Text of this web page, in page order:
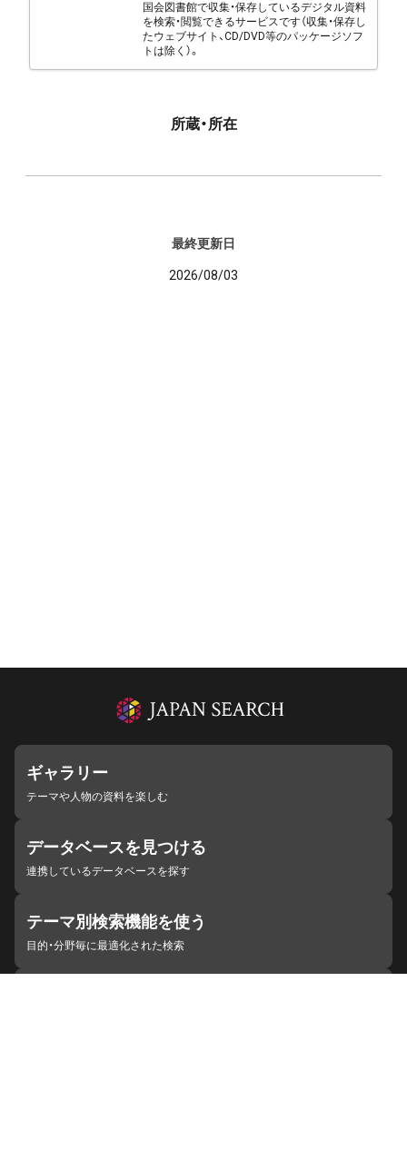
国会図書館で収集・保存しているデジタル資料
を検索・閲覧できるサービスです（収集・保存し
たウェブサイト、CD/DVD等のパッケージソフ
トは除く）。
所蔵・所在
最終更新日
2026/08/03
ギャラリー
テーマや人物の資料を楽しむ
データベースを見つける
連携しているデータベースを探す
テーマ別検索機能を使う
目的・分野毎に最適化された検索